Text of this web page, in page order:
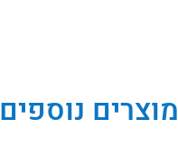
מוצרים נוספים